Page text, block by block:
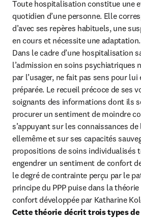
Toute hospitalisation constitue une
quotidien d’une personne. Elle
d’avec ses repères habituels, une
en cours et nécessite une adaptation.
Dans le cadre d’une hospitalisation
l’admission en soins psychiatriques
par l’usager, ne fait pas sens pour
préparée. Le recueil précoce de ses
soignants des informations dont ils
procurer un sentiment de moindre
s’appuyant sur les connaissances
ellemême et sur ses capacités
propositions de soins individualisés
engendrer un sentiment de confort
le degré de contrainte perçu par le
principe du PPP puise dans la
Cette théorie décrit trois types